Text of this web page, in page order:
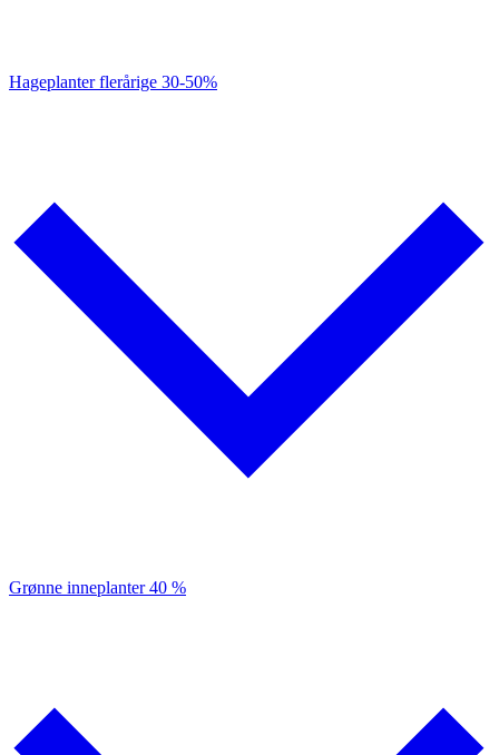
Hageplanter flerårige 30-50%
Grønne inneplanter40 %